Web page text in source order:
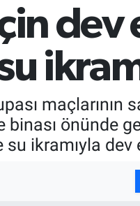
dev
binası önünde
su ikramıyla